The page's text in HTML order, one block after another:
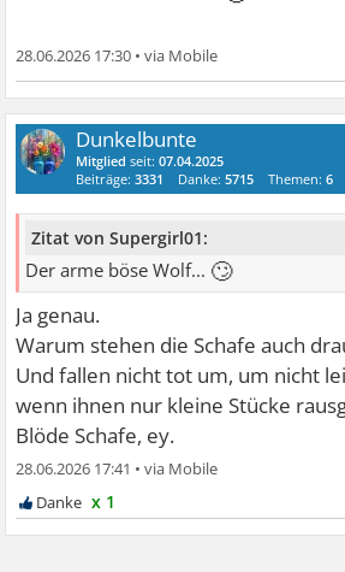
28.06.2026 17:30 •
Dunkelbunte
Mitglied seit:07.04.2025
Beiträge:3331 Danke:5715 Themen:6
Zitat von Supergirl01:
Der arme böse Wolf... 🙄
Ja genau.
Warum stehen die Schafe auch
Und fallen nicht tot um, um nicht
wenn ihnen nur kleine Stücke
Blöde Schafe, ey.
28.06.2026 17:41 •
x 1